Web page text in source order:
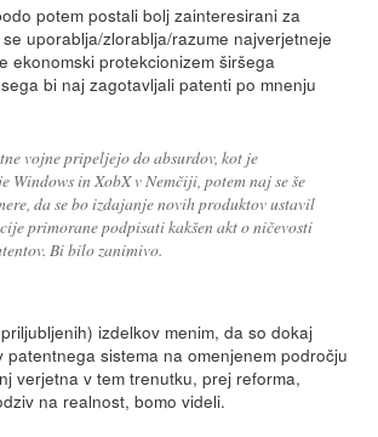
potem postali bolj zainteresirani za
uporablja/zlorablja/razume najverjetneje
ekonomski protekcionizem širšega
bi naj zagotavljali patenti po mnenju
vojne pripeljejo do absurdov, kot je
Windows in XobX v Nemčiji, potem naj se še
da se bo izdajanje novih produktov ustavil
primorane podpisati kakšen akt o ničevosti
Bi bilo zanimivo.
izdelkov menim, da so dokaj
patentnega sistema na omenjenem področju
verjetna v tem trenutku, prej reforma,
na realnost, bomo videli.